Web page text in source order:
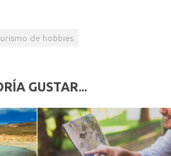
de hobbies
GUSTAR...